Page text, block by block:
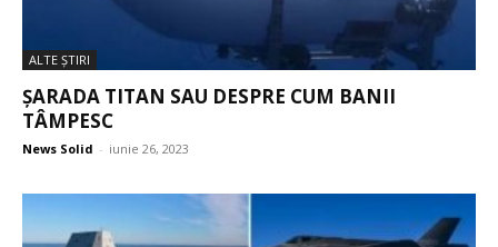
ALTE ŞTIRI
ȘARADA TITAN SAU DESPRE CUM BANII
TÂMPESC
News Solid - iunie 26, 2023